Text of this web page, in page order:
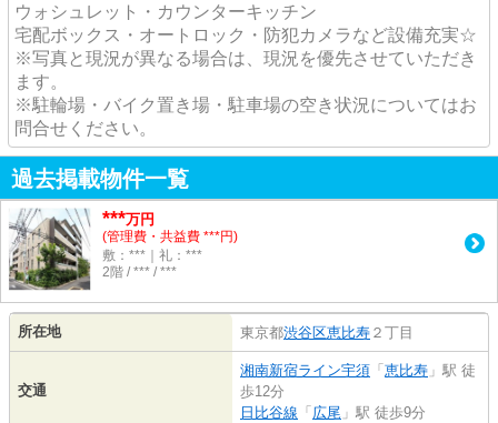
ウォシュレット・カウンターキッチン
宅配ボックス・オートロック・防犯カメラなど設備充実☆
※写真と現況が異なる場合は、現況を優先させていただき
ます。
※駐輪場・バイク置き場・駐車場の空き状況についてはお
問合せください。
過去掲載物件一覧
***万円
(管理費・共益費 ***円)
敷：***｜礼：***
2階 / *** / ***
所在地 東京都渋谷区恵比寿 ２丁目
交通
湘南新宿ライン宇須 「 恵比寿 」駅 徒
歩12分
日比谷線 「 広尾 」駅 徒歩9分